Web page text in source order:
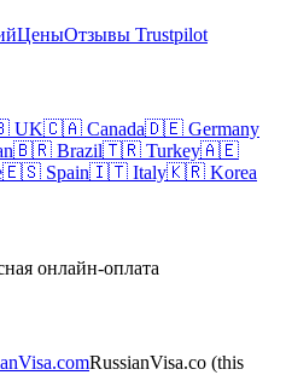
ЦеныОтзывы Trustpilot
UK🇨🇦 Canada🇩🇪 Germany
🇧🇷 Brazil🇹🇷 Turkey🇦🇪
🇪🇸 Spain🇮🇹 Italy🇰🇷 Korea
онлайн-оплата
RussianVisa.co (this